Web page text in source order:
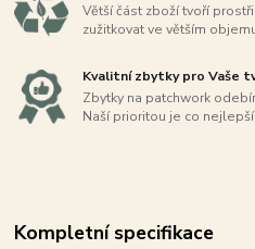
Větší část zboží tvoří
zužitkovat ve větším
Kvalitní zbytky pro Vaše
Zbytky na patchwork
Naší prioritou je co
Kompletní specifikace